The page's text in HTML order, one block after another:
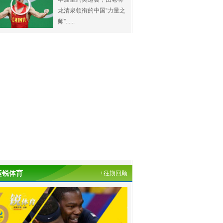
龙清泉领衔的中国“力量之
师”......
锐体育 +往期回顾